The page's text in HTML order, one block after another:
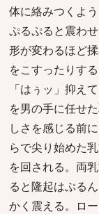
体に絡みつくよ
ぷるぷると震わせ
形が変わるほど
をこすったりする
「はぅッ」抑え
を男の手に任せ
しさを感じる前
らで尖り始めた
を回される。両
ると隆起はぷる
かく震える。ロ